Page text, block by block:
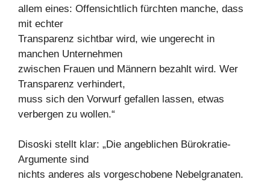
allem eines: Offensichtlich fürchten manche, dass
mit echter
Transparenz sichtbar wird, wie ungerecht in
manchen Unternehmen
zwischen Frauen und Männern bezahlt wird. Wer
Transparenz verhindert,
muss sich den Vorwurf gefallen lassen, etwas
verbergen zu wollen.“
Disoski stellt klar: „Die angeblichen Bürokratie-
Argumente sind
nichts anderes als vorgeschobene Nebelgranaten.